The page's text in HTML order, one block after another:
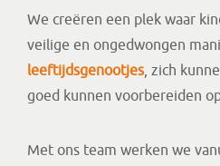
We creëren een plek waar
veilige en ongedwongen
leeftijdsgenootjes, zich
goed kunnen voorbereiden
Met ons team werken we